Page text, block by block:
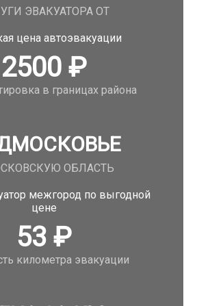
ЭВАКУАТОРА ОТ
2500₽
в границах района
ОБЛАСТЬ
53₽
километра эвакуации